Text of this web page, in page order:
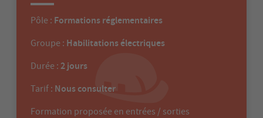
Pôle : Formations réglementaires
Groupe : Habilitations électriques
Durée : 2 jours
Tarif : Nous consulter
Formation proposée en entrées / sorties